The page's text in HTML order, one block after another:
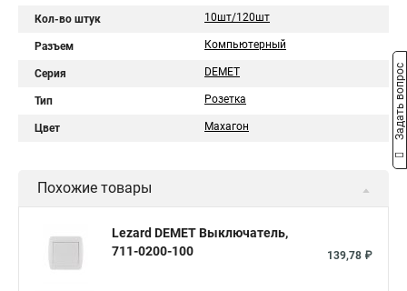
Кол-во штук 10шт/120шт
Разъем Компьютерный
Серия DEMET
Тип Розетка
Цвет Махагон
Похожие товары
Lezard DEMET Выключатель,
711-0200-100
139,78 ₽
Задать вопрос